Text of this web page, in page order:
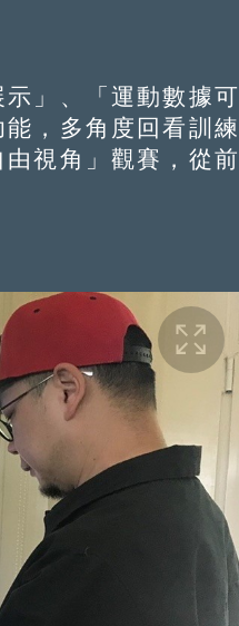
」、「運動數據可
，多角度回看訓練
視角」觀賽，從前